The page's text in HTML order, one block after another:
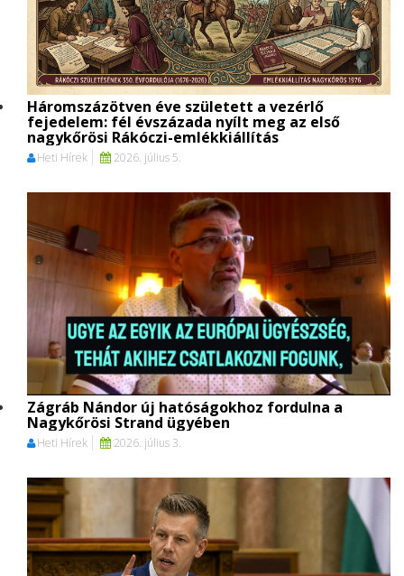
Háromszázötven éve született a vezérlő
fejedelem: fél évszázada nyílt meg az első
nagykőrösi Rákóczi-emlékkiállítás
Heti Hírek 2026. július 5.
Zágráb Nándor új hatóságokhoz fordulna a
Nagykőrösi Strand ügyében
Heti Hírek 2026. július 3.